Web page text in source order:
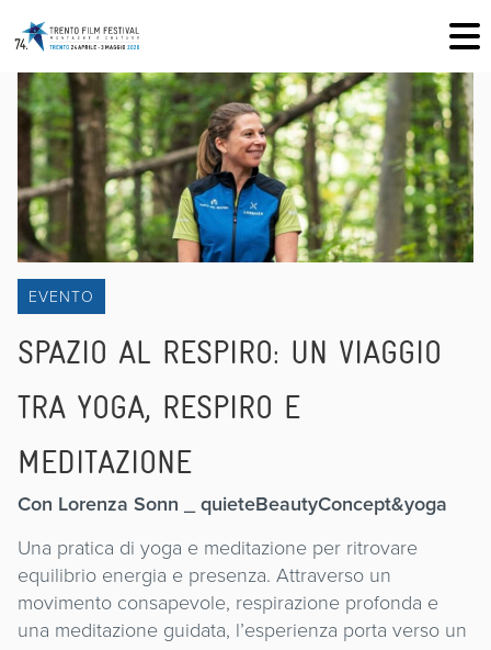
EVENTO
SPAZIO AL RESPIRO: UN VIAGGIO
TRA YOGA, RESPIRO E
MEDITAZIONE
Con Lorenza Sonn _ quieteBeautyConcept&yoga
Una pratica di yoga e meditazione per ritrovare
equilibrio energia e presenza. Attraverso un
movimento consapevole, respirazione profonda e
una meditazione guidata, l’esperienza porta verso un